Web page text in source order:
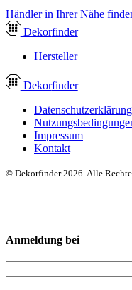
Händler in Ihrer Nähe
Dekorfinder
Hersteller
Dekorfinder
Datenschutzerklärung
Impressum
Kontakt
© Dekorfinder 2026. Alle
Anmeldung bei